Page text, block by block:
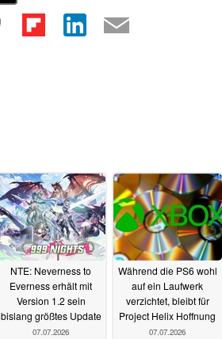
NTE: Neverness to
Everness erhält mit
Version 1.2 sein
bislang größtes Update
07.07.2026
Während die PS6 wohl
auf ein Laufwerk
verzichtet, bleibt für
Project Helix Hoffnung
07.07.2026